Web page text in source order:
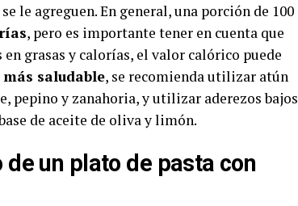
le agreguen. En general, una porción de 100
, pero es importante tener en cuenta que
grasas y calorías, el valor calórico puede
saludable, se recomienda utilizar atún
pepino y zanahoria, y utilizar aderezos bajos
de aceite de oliva y limón.
un plato de pasta con